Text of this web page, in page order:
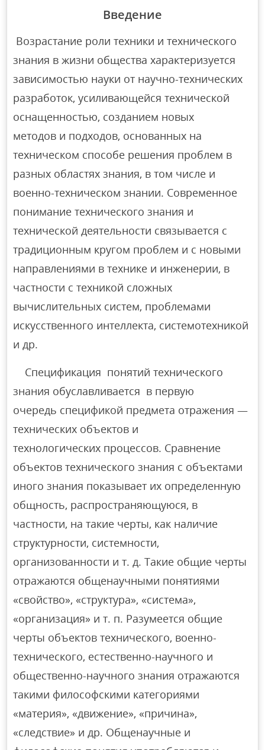
Введение
Возрастание роли техники и технического
знания в жизни общества характеризуется
зависимостью науки от научно-технических
разработок, усиливающейся технической
оснащенностью, созданием новых
методов и подходов, основанных на
техническом способе решения проблем в
разных областях знания, в том числе и
военно-техническом знании. Современное
понимание технического знания и
технической деятельности связывается с
традиционным кругом проблем и с новыми
направлениями в технике и инженерии, в
частности с техникой сложных
вычислительных систем, проблемами
искусственного интеллекта, системотехникой
и др.
Спецификация понятий технического
знания обуславливается в первую
очередь спецификой предмета отражения —
технических объектов и
технологических процессов. Сравнение
объектов технического знания с объектами
иного знания показывает их определенную
общность, распространяющуюся, в
частности, на такие черты, как наличие
структурности, системности,
организованности и т. д. Такие общие черты
отражаются общенаучными понятиями
«свойство», «структура», «система»,
«организация» и т. п. Разумеется общие
черты объектов технического, военно-
технического, естественно-научного и
общественно-научного знания отражаются
такими философскими категориями
«материя», «движение», «причина»,
«следствие» и др. Общенаучные и